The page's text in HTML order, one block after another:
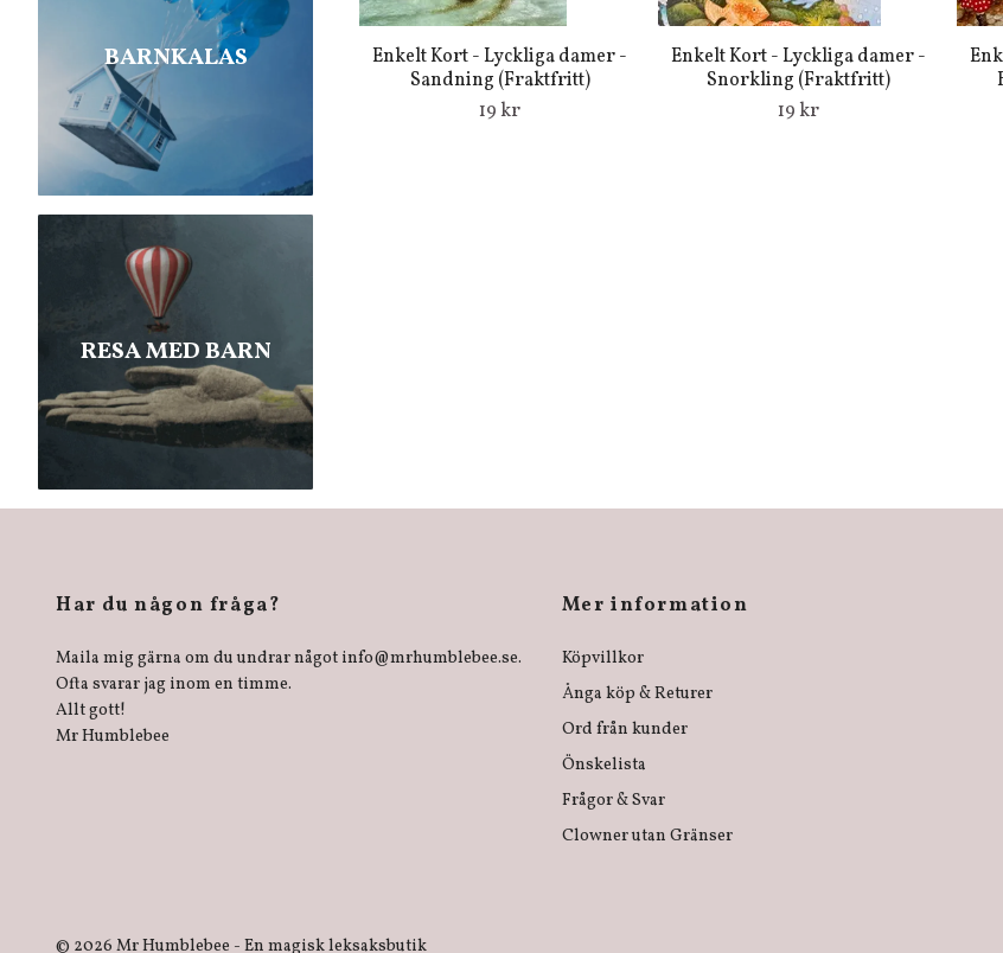
BARNKALAS
RESA MED BARN
Enkelt Kort - Lyckliga damer -
Sandning (Fraktfritt)
19 kr
Enkelt Kort - Lyckliga damer -
Snorkling (Fraktfritt)
19 kr
Har du någon fråga?
Maila mig gärna om du undrar något info@mrhumblebee.se.
Ofta svarar jag inom en timme.
Allt gott!
Mr Humblebee
Mer information
Köpvillkor
Ånga köp & Returer
Ord från kunder
Önskelista
Frågor & Svar
Clowner utan Gränser
© 2026 Mr Humblebee - En magisk leksaksbutik